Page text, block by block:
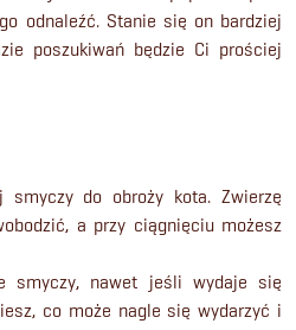
odnaleźć. Stanie się on bardziej
poszukiwań będzie Ci prościej
smyczy do obroży kota. Zwierzę
a przy ciągnięciu możesz
smyczy, nawet jeśli wydaje się
co może nagle się wydarzyć i